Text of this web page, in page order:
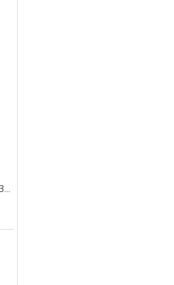
ROYAL CANIN Sensible 33 2kg